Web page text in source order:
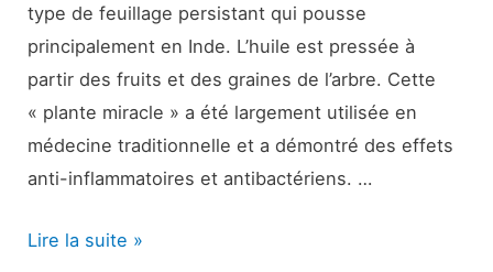
type de feuillage persistant qui pousse
principalement en Inde. L’huile est pressée à
partir des fruits et des graines de l’arbre. Cette
« plante miracle » a été largement utilisée en
médecine traditionnelle et a démontré des effets
anti-inflammatoires et antibactériens. …
Huile
Lire la suite »